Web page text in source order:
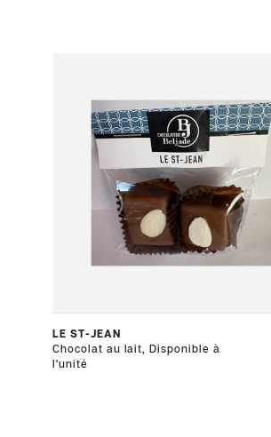
LE ST-JEAN
Chocolat au lait, Disponible à
l'unité